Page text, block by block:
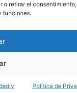
o retirar el
funciones.
y Política de